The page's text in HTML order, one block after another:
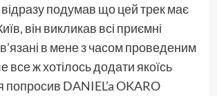
відразу подумав що цей трек має
він викликав всі приємні
в мене з часом проведеним
все ж хотілось додати якоїсь
я попросив DANIEL’a OKARO